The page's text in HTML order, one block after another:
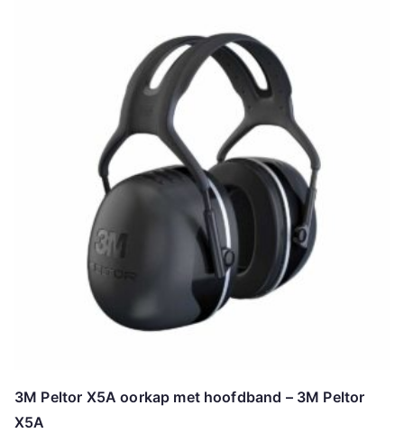
3M Peltor X5A oorkap met hoofdband – 3M Peltor
X5A